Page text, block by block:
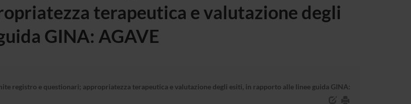
terapeutica e valutazione degli
GINA: AGAVE
registro e questionari; appropriatezza terapeutica e valutazione degli esiti, in rapporto alle linee guida GINA: